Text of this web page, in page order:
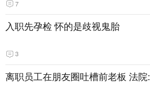
7
入职先孕检 怀的是歧视鬼胎
3
离职员工在朋友圈吐槽前老板 法院: